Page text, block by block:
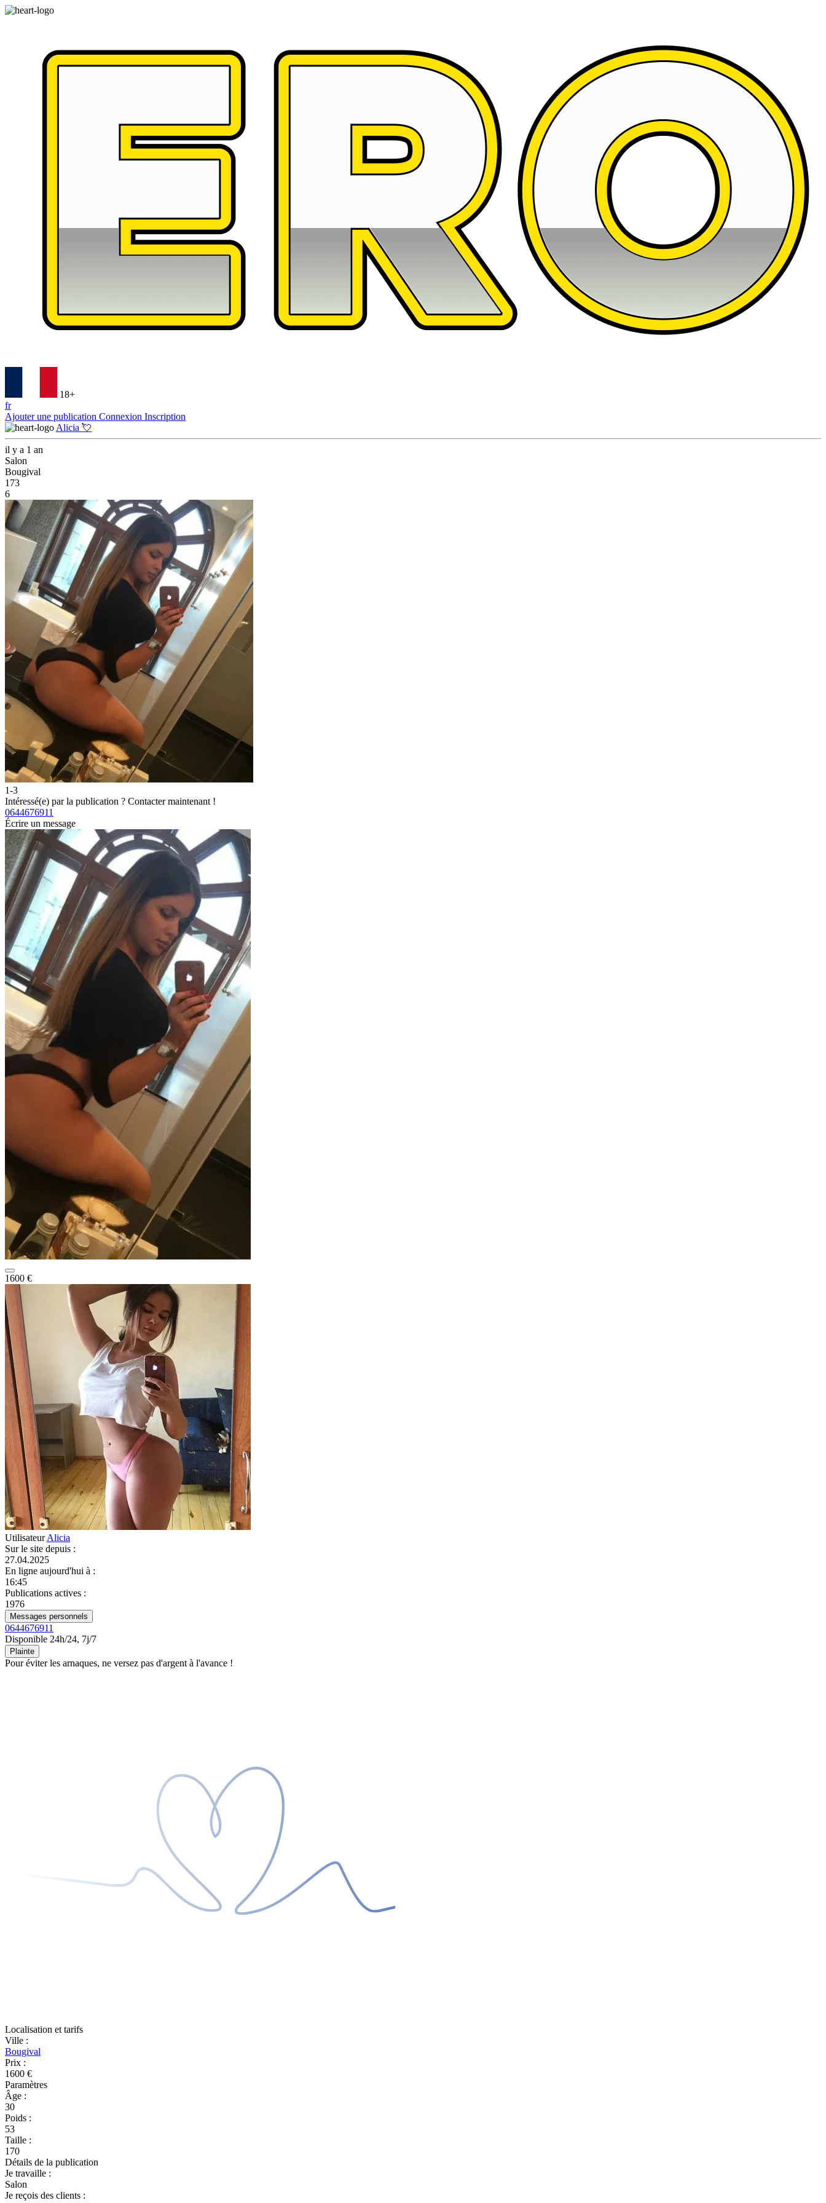
18+
fr
Ajouter une publication Connexion Inscription
Alicia 💘
il y a 1 an
Salon
Bougival
173
6
1-3
Intéressé(e) par la publication ? Contacter maintenant !
0644676911
Écrire un message
1600 €
UtilisateurAlicia
Sur le site depuis :
27.04.2025
En ligne aujourd'hui à :
16:45
Publications actives :
1976
Messages personnels
0644676911
Disponible 24h/24, 7j/7
Plainte
Pour éviter les arnaques, ne versez pas d'argent à l'avance !
Localisation et tarifs
Ville :
Bougival
Prix :
1600 €
Paramètres
Âge :
30
Poids :
53
Taille :
170
Détails de la publication
Je travaille :
Salon
Je reçois des clients :